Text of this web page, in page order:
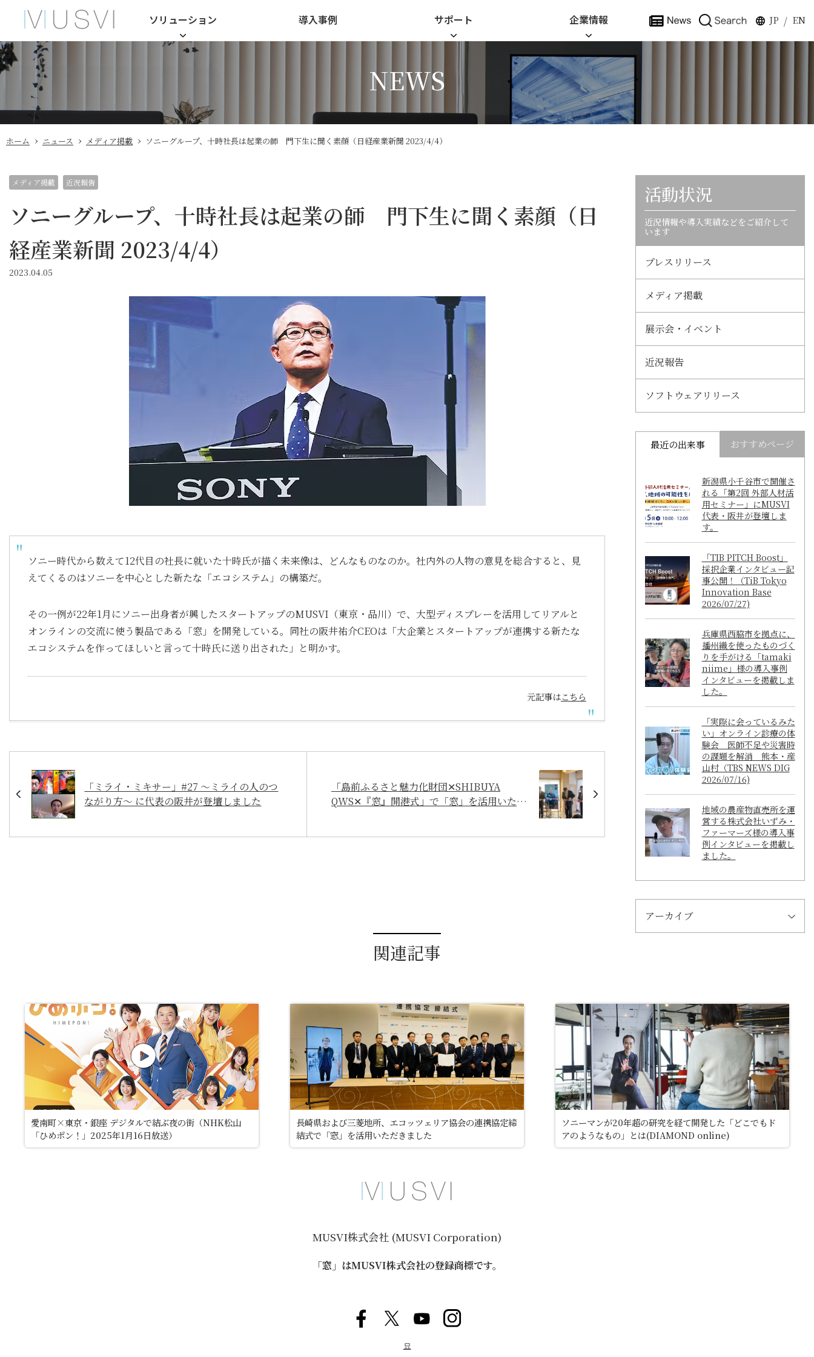
ソリューション 導入事例 サポート 企業情報 JP / EN
NEWS
ホーム › ニュース › メディア掲載 › ソニーグループ、十時社長は起業の師 門下生に聞く素顔（日経産業新聞 2023/4/4）
メディア掲載 近況報告
ソニーグループ、十時社長は起業の師 門下生に聞く素顔（日
経産業新聞 2023/4/4）
2023.04.05
ソニー時代から数えて12代目の社長に就いた十時氏が描く未来像は、どんなものなのか。社内外の人物の意見を総合すると、見
えてくるのはソニーを中心とした新たな「エコシステム」の構築だ。
その一例が22年1月にソニー出身者が興したスタートアップのMUSVI（東京・品川）で、大型ディスプレーを活用してリアルと
オンラインの交流に使う製品である「窓」を開発している。同社の阪井祐介CEOは「大企業とスタートアップが連携する新たな
エコシステムを作ってほしいと言って十時氏に送り出された」と明かす。
元記事はこちら
「ミライ・ミキサー」#27 ～ミライの人のつ
ながり方～ に代表の阪井が登壇しました
「島前ふるさと魅力化財団✕SHIBUYA
QWS✕『窓』開港式」で「窓」を活用いただ
活動状況
近況情報や導入実績などをご紹介して
います
プレスリリース
メディア掲載
展示会・イベント
近況報告
ソフトウェアリリース
最近の出来事 おすすめページ
新潟県小千谷市で開催さ
れる「第2回 外部人材活
用セミナー」にMUSVI
代表・阪井が登壇しま
す。
「TIB PITCH Boost」
採択企業インタビュー記
事公開！（TiB Tokyo
Innovation Base
2026/07/27)
兵庫県西脇市を拠点に、
播州織を使ったものづく
りを手がける「tamaki
niime」様の導入事例
インタビューを掲載しま
した。
「実際に会っているみた
い」オンライン診療の体
験会 医師不足や災害時
の課題を解消 熊本・産
山村（TBS NEWS DIG
2026/07/16)
地域の農産物直売所を運
営する株式会社いずみ・
ファーマーズ様の導入事
例インタビューを掲載し
ました。
アーカイブ
関連記事
愛南町×東京・銀座 デジタルで結ぶ夜の街（NHK松山
「ひめポン！」2025年1月16日放送）
長崎県および三菱地所、エコッツェリア協会の連携協定締
結式で「窓」を活用いただきました
ソニーマンが20年超の研究を経て開発した「どこでもド
アのようなもの」とは(DIAMOND online)
MUSVI株式会社 (MUSVI Corporation)
「窓」はMUSVI株式会社の登録商標です。
묘